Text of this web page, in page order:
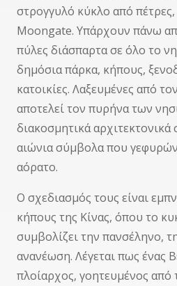
στρογγυλό κύκλο από
Moongate. Υπάρχουν πάνω
πύλες διάσπαρτα σε όλο το
δημόσια πάρκα, κήπους,
κατοικίες. Λαξευμένες από
αποτελεί τον πυρήνα των
διακοσμητικά αρχιτεκτονικά
αιώνια σύμβολα που
αόρατο.
Ο σχεδιασμός τους είναι
κήπους της Κίνας, όπου το
συμβολίζει την πανσέληνο,
ανανέωση. Λέγεται πως ένας
πλοίαρχος, γοητευμένος από